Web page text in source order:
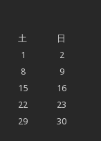
土
日
1
2
8
9
15
16
22
23
29
30